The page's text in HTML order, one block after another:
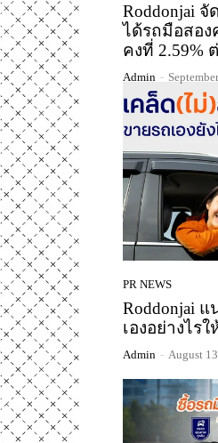
Roddonjai
ได้รถมือสอ
คงที่ 2.59%
Admin -
PR NEWS
Roddonjai
เองอย่างไร
Admin - August